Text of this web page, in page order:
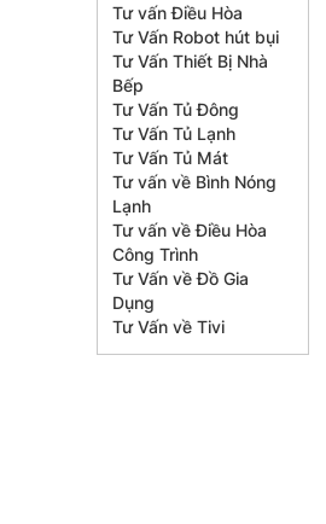
Tư vấn Điều Hòa
Tư Vấn Robot hút bụi
Tư Vấn Thiết Bị Nhà
Bếp
Tư Vấn Tủ Đông
Tư Vấn Tủ Lạnh
Tư Vấn Tủ Mát
Tư vấn về Bình Nóng
Lạnh
Tư vấn về Điều Hòa
Công Trình
Tư Vấn về Đồ Gia
Dụng
Tư Vấn về Tivi